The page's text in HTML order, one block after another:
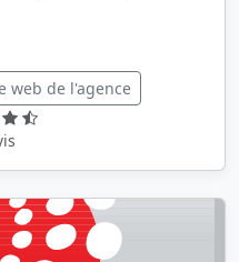
web de l'agence